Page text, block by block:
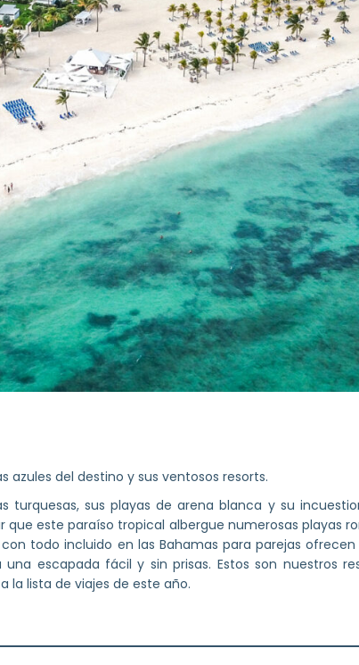
azules del destino y sus ventosos resorts.
turquesas, sus playas de arena blanca y su
que este paraíso tropical albergue numerosas playas
todo incluido en las Bahamas para parejas
escapada fácil y sin prisas. Estos son nuestros
la lista de viajes de este año.